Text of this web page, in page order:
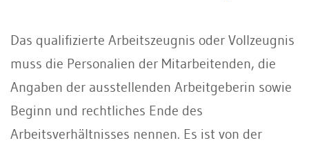
Das qualifizierte Arbeitszeugnis oder Vollzeugnis
muss die Personalien der Mitarbeitenden, die
Angaben der ausstellenden Arbeitgeberin sowie
Beginn und rechtliches Ende des
Arbeitsverhältnisses nennen. Es ist von der